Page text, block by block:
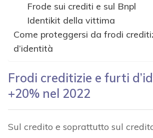
Frode sui crediti e sul Bnpl
Identikit della vittima
Come proteggersi da frodi
d’identità
Frodi creditizie e furti
+20% nel 2022
Sul credito e soprattutto sul